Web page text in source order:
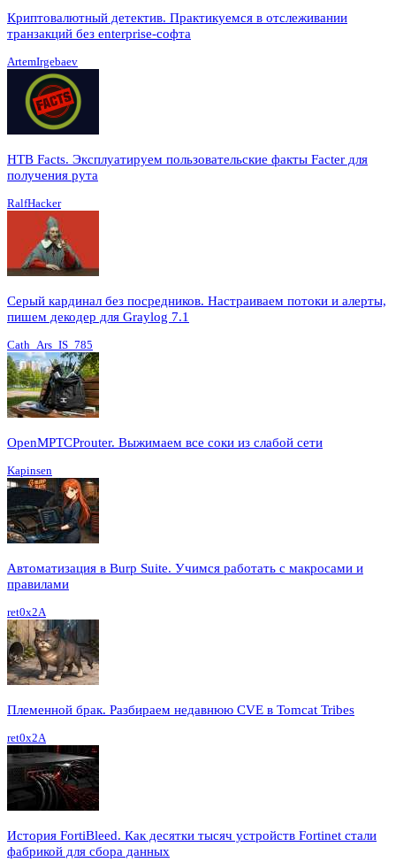
Криптовалютный детектив. Практикуемся в отслеживании
транзакций без enterprise-софта
ArtemIrgebaev
HTB Facts. Эксплуатируем пользовательские факты Facter для
получения рута
RalfHacker
Серый кардинал без посредников. Настраиваем потоки и алерты,
пишем декодер для Graylog 7.1
Cath_Ars_IS_785
OpenMPTCProuter. Выжимаем все соки из слабой сети
Kapinsen
Автоматизация в Burp Suite. Учимся работать с макросами и
правилами
ret0x2A
Племенной брак. Разбираем недавнюю CVE в Tomcat Tribes
ret0x2A
История FortiBleed. Как десятки тысяч устройств Fortinet стали
фабрикой для сбора данных